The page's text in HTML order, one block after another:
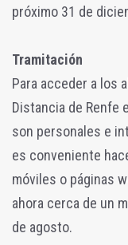
próximo 31 de
Tramitación
Para acceder a los
Distancia de Renfe
son personales e
es conveniente
móviles o páginas
ahora cerca de un
de agosto.